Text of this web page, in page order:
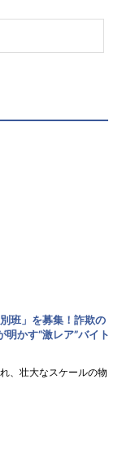
班」を募集！詐欺の
かす“激レア”バイト
、壮大なスケールの物